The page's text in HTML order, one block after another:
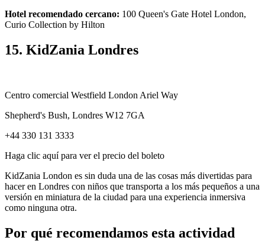
Hotel recomendado cercano: 100 Queen's Gate Hotel London,
Curio Collection by Hilton
15. KidZania Londres
Centro comercial Westfield London Ariel Way
Shepherd's Bush, Londres W12 7GA
+44 330 131 3333
Haga clic aquí para ver el precio del boleto
KidZania London es sin duda una de las cosas más divertidas para
hacer en Londres con niños que transporta a los más pequeños a una
versión en miniatura de la ciudad para una experiencia inmersiva
como ninguna otra.
Por qué recomendamos esta actividad